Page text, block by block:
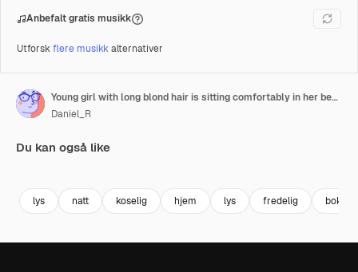
Anbefalt gratis musikk
Utforskflere musikkalternativer
Young girl with long blond hair is sitting comfortably in her bed, engrossed in a captivating book under the warm glow of fairy lights, creating a magical and cozy atmosphere
Daniel_R
Du kan også like
lys natt koselig hjem lys fredelig bok